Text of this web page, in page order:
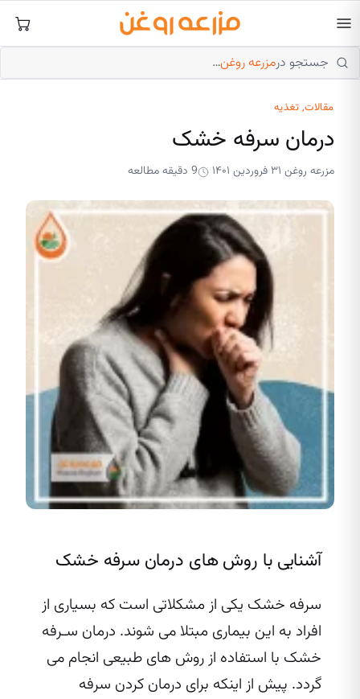
به
محتوا جستجو درمزرعه روغن…
مقالات, تغذیه
درمان سرفه خشک
مزرعه روغن ۳۱ فروردین ۱۴۰۱ 9 دقیقه مطالعه
آشنایی با روش های درمان سرفه خشک
سرفه خشک یکی از مشکلاتی است که بسیاری از
افراد به این بیماری مبتلا می شوند. درمان سـرفه
خشک با استفاده از روش های طبیعی انجام می
گردد. پیش از اینکه برای درمان کردن سرفه